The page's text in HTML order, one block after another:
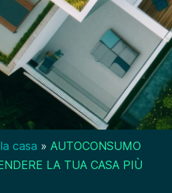
casa »AUTOCONSUMO
LA TUA CASA PIÙ